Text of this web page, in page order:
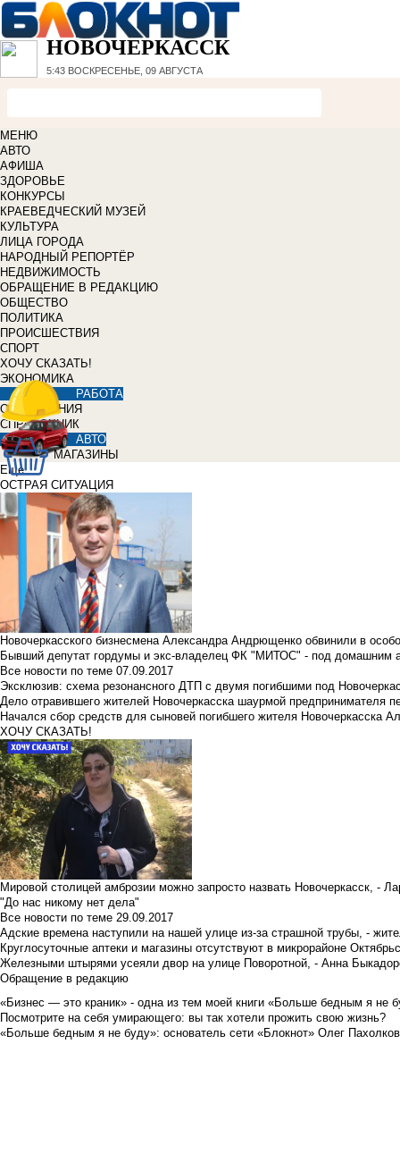
НОВОЧЕРКАССК
5:43 ВОСКРЕСЕНЬЕ, 09 АВГУСТА
МЕНЮ
АВТО
АФИША
ЗДОРОВЬЕ
КОНКУРСЫ
КРАЕВЕДЧЕСКИЙ МУЗЕЙ
КУЛЬТУРА
ЛИЦА ГОРОДА
НАРОДНЫЙ РЕПОРТЁР
НЕДВИЖИМОСТЬ
ОБРАЩЕНИЕ В РЕДАКЦИЮ
ОБЩЕСТВО
ПОЛИТИКА
ПРОИСШЕСТВИЯ
СПОРТ
ХОЧУ СКАЗАТЬ!
ЭКОНОМИКА
РАБОТА
ОБЪЯВЛЕНИЯ
СПРАВОЧНИК
АВТО
МАГАЗИНЫ
Еще
ОСТРАЯ СИТУАЦИЯ
Новочеркасского бизнесмена Александра Андрющенко обвинили в
Бывший депутат гордумы и экс-владелец ФК "МИТОС" - под домашним
Все новости по теме 07.09.2017
Эксклюзив: схема резонансного ДТП с двумя погибшими под
Дело отравившего жителей Новочеркасска шаурмой предпринимателя
Начался сбор средств для сыновей погибшего жителя Новочеркасска
ХОЧУ СКАЗАТЬ!
Мировой столицей амброзии можно запросто назвать Новочеркасск, -
"До нас никому нет дела"
Все новости по теме 29.09.2017
Адские времена наступили на нашей улице из-за страшной трубы, -
Круглосуточные аптеки и магазины отсутствуют в микрорайоне
Железными штырями усеяли двор на улице Поворотной, - Анна
Обращение в редакцию
«Бизнес — это краник» - одна из тем моей книги «Больше бедным я не
Посмотрите на себя умирающего: вы так хотели прожить свою жизнь?
«Больше бедным я не буду»: основатель сети «Блокнот» Олег Пахолков